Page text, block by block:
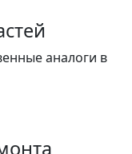
аналоги в